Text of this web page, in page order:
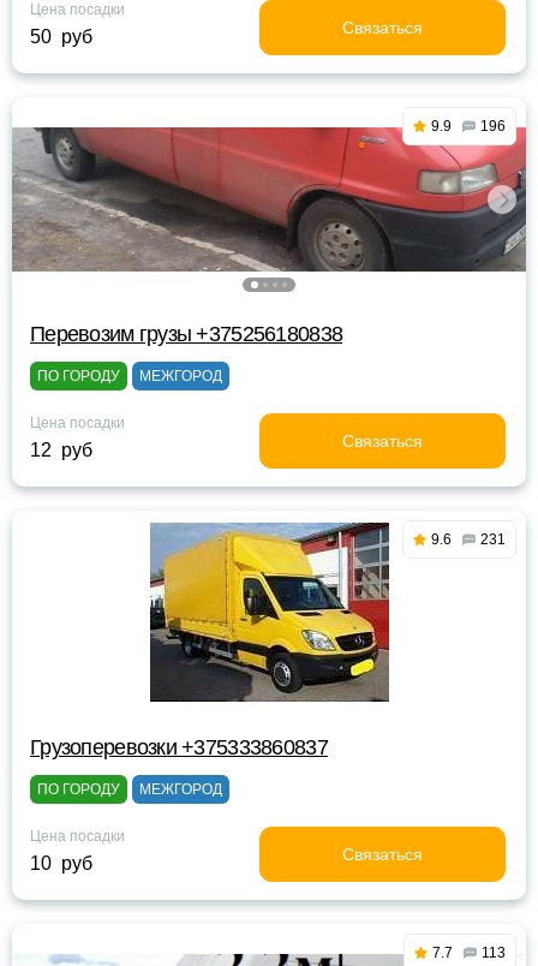
Цена посадки
50 руб Связаться
9.9 196
Перевозим грузы +375256180838
ПО ГОРОДУ МЕЖГОРОД
Цена посадки
12 руб Связаться
9.6 231
Грузоперевозки +375333860837
ПО ГОРОДУ МЕЖГОРОД
Цена посадки
10 руб Связаться
7.7 113